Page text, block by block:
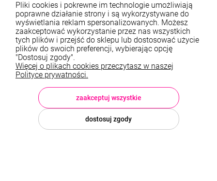
Pliki cookies i pokrewne im technologie umożliwiają
poprawne działanie strony i są wykorzystywane do
wyświetlania reklam spersonalizowanych. Możesz
zaakceptować wykorzystanie przez nas wszystkich
tych plików i przejść do sklepu lub dostosować użycie
plików do swoich preferencji, wybierając opcję
"Dostosuj zgody".
Więcej o plikach cookies przeczytasz w naszej
Polityce prywatności.
dostosuj zgody
zaakceptuj wszystkie